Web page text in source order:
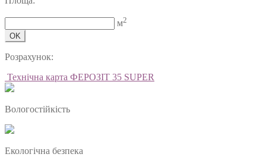
м2
OK
Розрахунок:
Технічна карта ФЕРОЗІТ 35 SUPER
Вологостійкість
Екологічна безпека